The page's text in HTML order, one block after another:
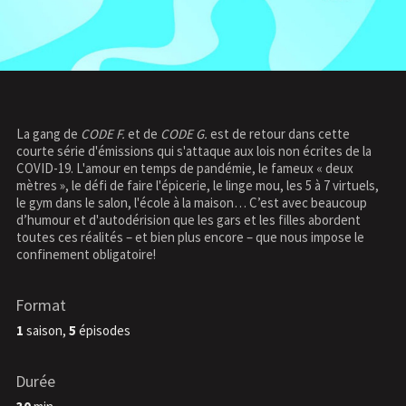
La gang de CODE F.et de CODE G. est de retour dans cette
courte série d'émissions qui s'attaque aux lois non écrites de la
COVID-19. L'amour en temps de pandémie, le fameux « deux
mètres », le défi de faire l'épicerie, le linge mou, les 5 à 7 virtuels,
le gym dans le salon, l'école à la maison… C’est avec beaucoup
d’humour et d'autodérision que les gars et les filles abordent
toutes ces réalités – et bien plus encore – que nous impose le
confinement obligatoire!
Format
1 saison, 5 épisodes
Durée